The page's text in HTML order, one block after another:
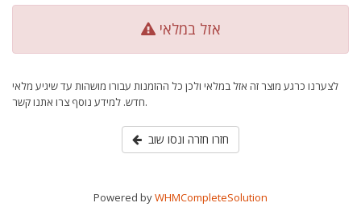
אזל במלאי
לצערנו כרגע מוצר זה אזל במלאי ולכן כל ההזמנות עבורו מושהות עד שיגיע מלאי
חדש. למידע נוסף צרו אתנו קשר.
חזרו חזרה ונסו שוב
Powered byWHMCompleteSolution